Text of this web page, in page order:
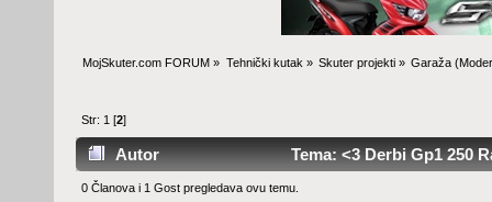
MojSkuter.com FORUM » Tehnički kutak » Skuter projekti» Garaža
Str: 1 [2]
Autor Tema: <3 Derbi Gp1 250
0 Članova i 1 Gost pregledava ovu temu.